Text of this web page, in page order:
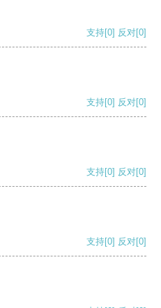
支持[0] 反对[0]
支持[0] 反对[0]
支持[0] 反对[0]
支持[0] 反对[0]